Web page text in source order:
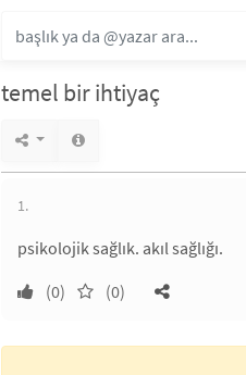
temel bir ihtiyaç
1.
psikolojik sağlık. akıl sağlığı.
(0)
(0)